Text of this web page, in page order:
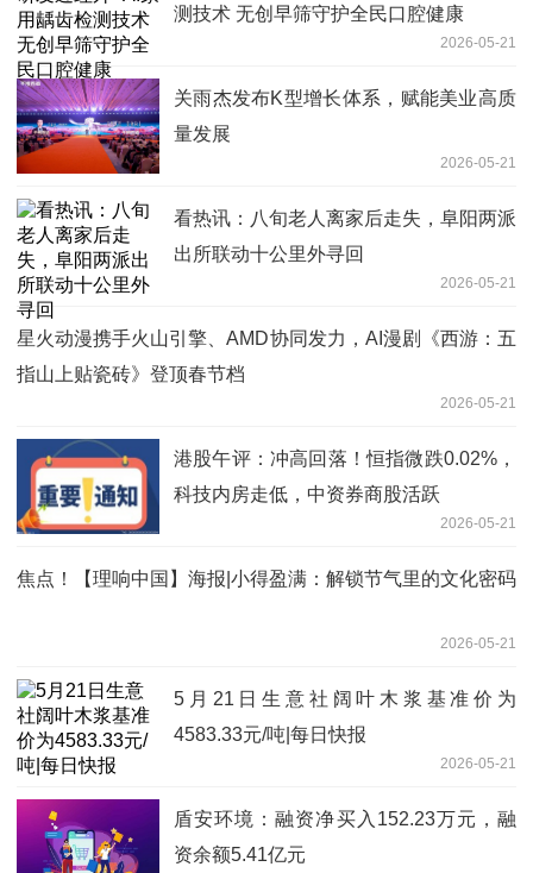
测技术 无创早筛守护全民口腔健康
2026-05-21
关雨杰发布K型增长体系，赋能美业高质
量发展
2026-05-21
看热讯：八旬老人离家后走失，阜阳两派
出所联动十公里外寻回
2026-05-21
星火动漫携手火山引擎、AMD协同发力，AI漫剧《西游：五
指山上贴瓷砖》登顶春节档
2026-05-21
港股午评：冲高回落！恒指微跌0.02%，
科技内房走低，中资券商股活跃
2026-05-21
焦点！【理响中国】海报|小得盈满：解锁节气里的文化密码
2026-05-21
5月21日生意社阔叶木浆基准价为
4583.33元/吨|每日快报
2026-05-21
盾安环境：融资净买入152.23万元，融
资余额5.41亿元